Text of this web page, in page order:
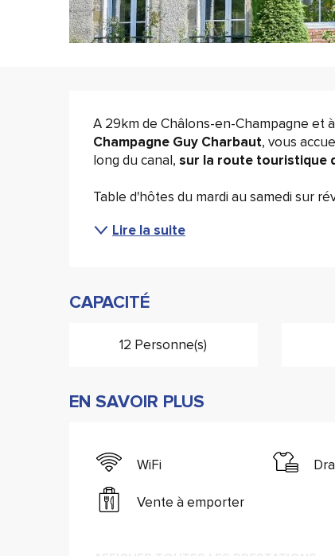
Description
Champagne Guy Charbaut, vous
long du canal, sur la route touristique
Table d'hôtes du mardi au samedi sur
Lire la suite
CAPACITÉ
12 Personne(s)
EN SAVOIR PLUS
WiFi
Vente à emporter